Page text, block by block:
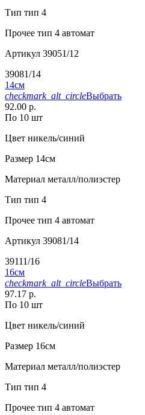
Тип тип 4
Прочее тип 4 автомат
Артикул 39051/12
39081/14
14см
checkmark_alt_circleВыбрать
92.00 р.
По 10 шт
Цвет никель/синий
Размер 14см
Материал металл/полиэстер
Тип тип 4
Прочее тип 4 автомат
Артикул 39081/14
39111/16
16см
checkmark_alt_circleВыбрать
97.17 р.
По 10 шт
Цвет никель/синий
Размер 16см
Материал металл/полиэстер
Тип тип 4
Прочее тип 4 автомат